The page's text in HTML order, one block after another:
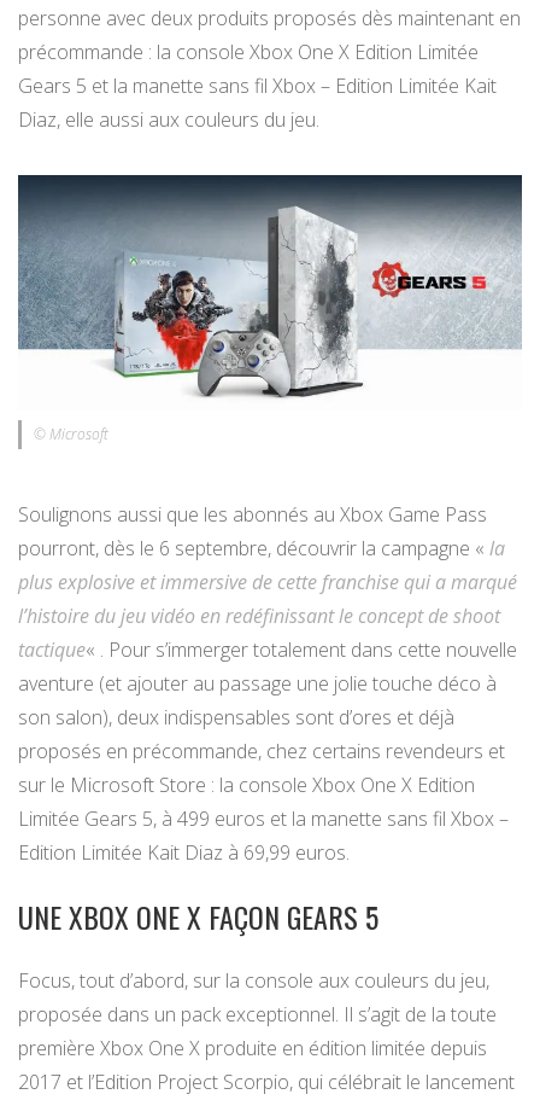
personne avec deux produits proposés dès maintenant en
précommande : la console Xbox One X Edition Limitée
Gears 5 et la manette sans fil Xbox – Edition Limitée Kait
Diaz, elle aussi aux couleurs du jeu.
© Microsoft
Soulignons aussi que les abonnés au Xbox Game Pass
pourront, dès le 6 septembre, découvrir la campagne « la
plus explosive et immersive de cette franchise qui a marqué
l’histoire du jeu vidéo en redéfinissant le concept de shoot
tactique« . Pour s’immerger totalement dans cette nouvelle
aventure (et ajouter au passage une jolie touche déco à
son salon), deux indispensables sont d’ores et déjà
proposés en précommande, chez certains revendeurs et
sur le Microsoft Store : la console Xbox One X Edition
Limitée Gears 5, à 499 euros et la manette sans fil Xbox –
Edition Limitée Kait Diaz à 69,99 euros.
UNE XBOX ONE X FAÇON GEARS 5
Focus, tout d’abord, sur la console aux couleurs du jeu,
proposée dans un pack exceptionnel. Il s’agit de la toute
première Xbox One X produite en édition limitée depuis
2017 et l’Edition Project Scorpio, qui célébrait le lancement